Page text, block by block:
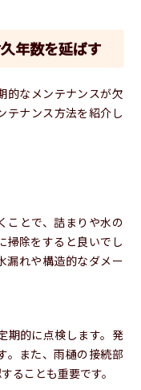
年数を延ばす
的なメンテナンスが欠
テナンス方法を紹介し
ことで、詰まりや水の
掃除をすると良いでし
漏れや構造的なダメー
期的に点検します。発
。また、雨樋の接続部
ることも重要です。